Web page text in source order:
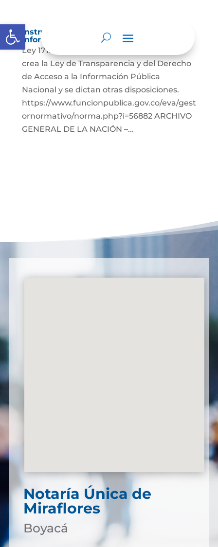
Abrir barra de herramientas
Instrumentos de gestión de la
información.
Ley 1712 de 2014, Por medio de la cual se
crea la Ley de Transparencia y del Derecho
de Acceso a la Información Pública
Nacional y se dictan otras disposiciones.
https://www.funcionpublica.gov.co/eva/gest
ornormativo/norma.php?i=56882 ARCHIVO
GENERAL DE LA NACIÓN –...
Notaría Única de
Miraflores
Boyacá